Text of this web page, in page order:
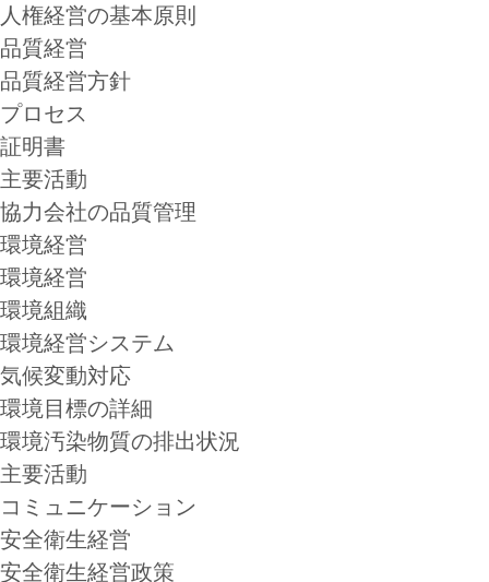
人権経営の基本原則
品質経営
品質経営方針
プロセス
証明書
主要活動
協力会社の品質管理
環境経営
環境経営
環境組織
環境経営システム
気候変動対応
環境目標の詳細
環境汚染物質の排出状況
主要活動
コミュニケーション
安全衛生経営
安全衛生経営政策